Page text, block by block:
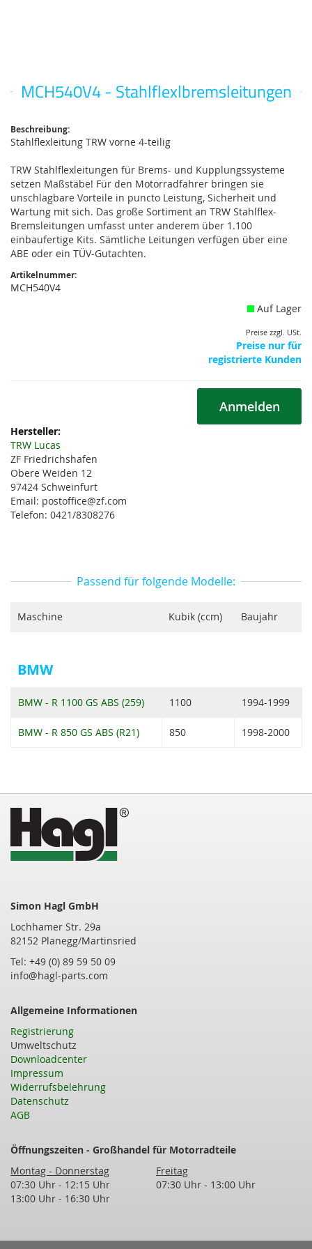
MCH540V4 - Stahlflexlbremsleitungen
Zum
Anfang
Bildgalerie
springen
Beschreibung:
Stahlflexleitung TRW vorne 4-teilig
TRW Stahlflexleitungen für Brems- und Kupplungssysteme
setzen Maßstäbe! Für den Motorradfahrer bringen sie
unschlagbare Vorteile in puncto Leistung, Sicherheit und
Wartung mit sich. Das große Sortiment an TRW Stahlflex-
Bremsleitungen umfasst unter anderem über 1.100
einbaufertige Kits. Sämtliche Leitungen verfügen über eine
ABE oder ein TÜV-Gutachten.
Artikelnummer:
MCH540V4
Auf Lager
Preise zzgl. USt.
Preise nur für
registrierte Kunden
Anmelden
Weitere
Informationen
TRW Lucas
ZF Friedrichshafen
Obere Weiden 12
97424 Schweinfurt
Email: postoffice@zf.com
Telefon: 0421/8308276
Passend für folgende Modelle:
Maschine Kubik (ccm) Baujahr
BMW
BMW - R 1100 GS ABS (259) 1100 1994-1999
BMW - R 850 GS ABS (R21) 850 1998-2000
Simon Hagl GmbH
Lochhamer Str. 29a
82152 Planegg/Martinsried
Tel: +49 (0) 89 59 50 09
info@hagl-parts.com
Allgemeine Informationen
Registrierung
Umweltschutz
Downloadcenter
Impressum
Widerrufsbelehrung
Datenschutz
AGB
Öffnungszeiten - Großhandel für Motorradteile
Montag - Donnerstag
Freitag
07:30 Uhr - 12:15 Uhr
13:00 Uhr - 16:30 Uhr
07:30 Uhr - 13:00 Uhr